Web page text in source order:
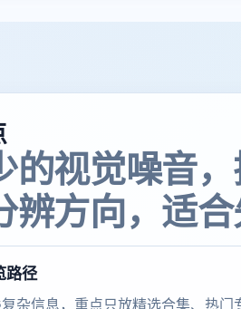
的视觉噪音
辨方向，适合
路径
杂信息，重点只放精选合集、热门